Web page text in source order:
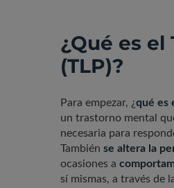
¿Qué es
(TLP)?
Para empezar, ¿qué es
un trastorno mental
necesaria para
También se altera la
ocasiones a
sí mismas, a través de